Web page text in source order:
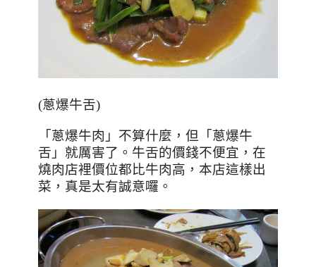
(蔥爆牛舌)
「蔥爆牛肉 」不算什麼，但 「蔥爆牛
舌 」就厲害了。牛舌的價錢不便宜，在
燒肉店裡價位都比牛肉高，本店這樣出
菜，真是太有誠意囉。